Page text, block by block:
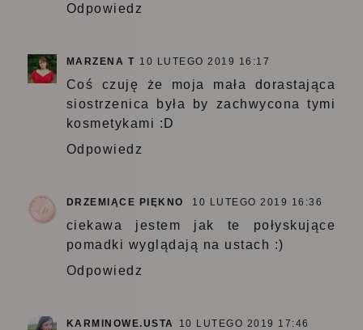
Odpowiedz
MARZENA T 10 LUTEGO 2019 16:17
Coś czuję że moja mała dorastająca
siostrzenica była by zachwycona tymi
kosmetykami :D
Odpowiedz
DRZEMIĄCE PIĘKNO 10 LUTEGO 2019 16:36
ciekawa jestem jak te połyskujące
pomadki wyglądają na ustach :)
Odpowiedz
KARMINOWE.USTA 10 LUTEGO 2019 17:46